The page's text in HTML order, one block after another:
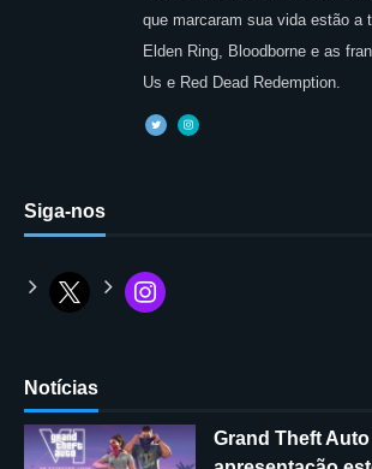
que marcaram sua vida estão a
Elden Ring, Bloodborne e as
Us e Red Dead Redemption.
Siga-nos
Notícias
Grand Theft Auto